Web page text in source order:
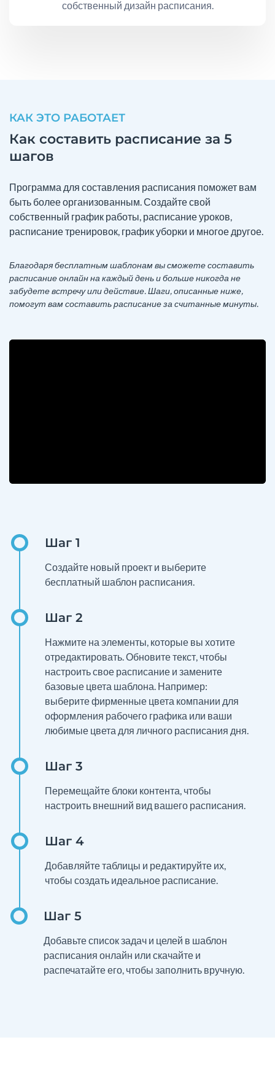
собственный дизайн расписания.
КАК ЭТО РАБОТАЕТ
Как составить расписание за 5
шагов
Программа для составления расписания поможет вам
быть более организованным. Создайте свой
собственный график работы, расписание уроков,
расписание тренировок, график уборки и многое другое.
Благодаря бесплатным шаблонам вы сможете составить
расписание онлайн на каждый день и больше никогда не
забудете встречу или действие. Шаги, описанные ниже,
помогут вам составить расписание за считанные минуты.
Создайте новый проект и выберите
бесплатный шаблон расписания.
Нажмите на элементы, которые вы хотите
отредактировать. Обновите текст, чтобы
настроить свое расписание и замените
базовые цвета шаблона. Например:
выберите фирменные цвета компании для
оформления рабочего графика или ваши
любимые цвета для личного расписания дня.
Перемещайте блоки контента, чтобы
настроить внешний вид вашего расписания.
Добавляйте таблицы и редактируйте их,
чтобы создать идеальное расписание.
Добавьте список задач и целей в шаблон
расписания онлайн или скачайте и
распечатайте его, чтобы заполнить вручную.